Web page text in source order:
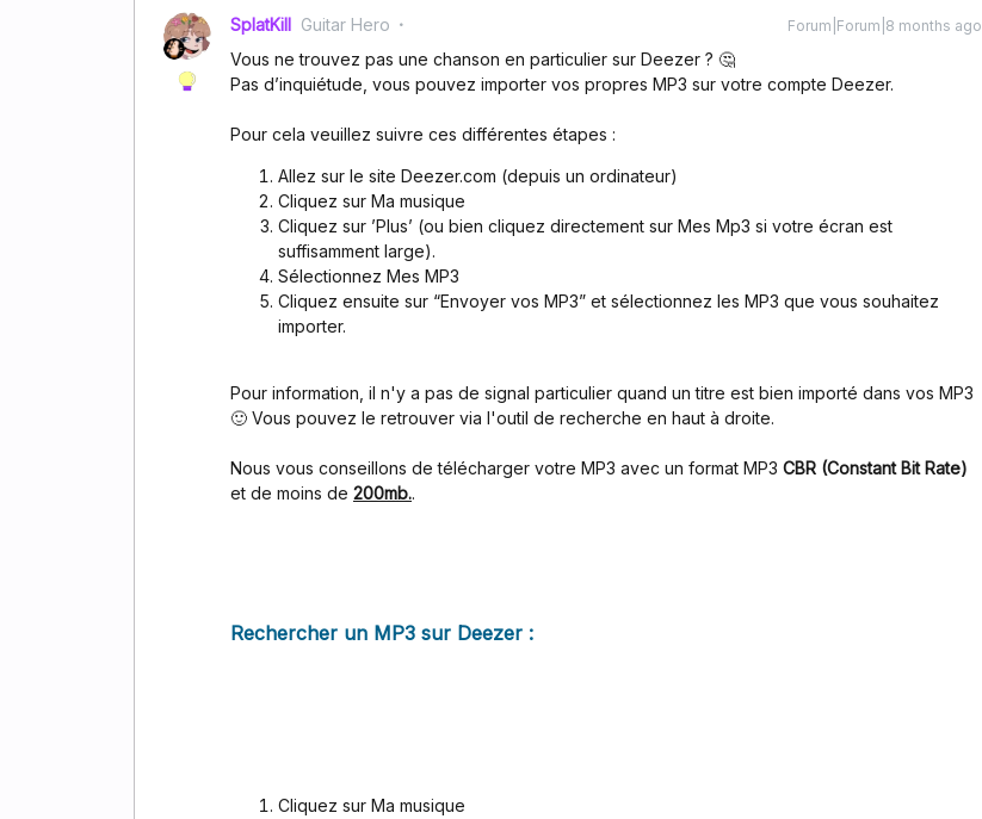
SplatKill Guitar Hero Forum|Forum|8 months ago
Vous ne trouvez pas une chanson en particulier sur Deezer ? 🤔
Pas d’inquiétude, vous pouvez importer vos propres MP3 sur votre compte Deezer.
Pour cela veuillez suivre ces différentes étapes :
Allez sur le site Deezer.com (depuis un ordinateur)
Cliquez sur Ma musique
Cliquez sur ’Plus’ (ou bien cliquez directement sur Mes Mp3 si votre écran est
suffisamment large).
Sélectionnez Mes MP3
Cliquez ensuite sur “Envoyer vos MP3” et sélectionnez les MP3 que vous souhaitez
importer.
Pour information, il n'y a pas de signal particulier quand un titre est bien importé dans vos MP3
🙂 Vous pouvez le retrouver via l'outil de recherche en haut à droite.
Nous vous conseillons de télécharger votre MP3 avec un format MP3 CBR (Constant Bit Rate)
et de moins de 200mb..
Rechercher un MP3 sur Deezer :
Cliquez sur Ma musique